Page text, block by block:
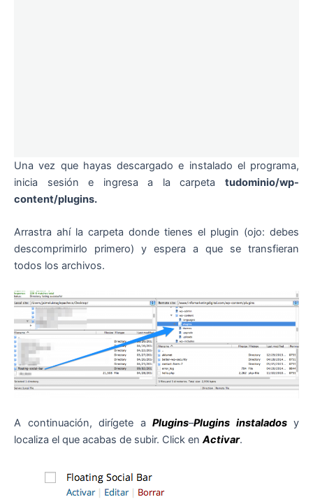
Una vez que hayas descargado e instalado el programa,
inicia sesión e ingresa a la carpeta tudominio/wp-
content/plugins.
Arrastra ahí la carpeta donde tienes el plugin (ojo: debes
descomprimirlo primero) y espera a que se transfieran
todos los archivos.
A continuación, dirígete a Plugins–Plugins instaladosy
localiza el que acabas de subir. Click enActivar.